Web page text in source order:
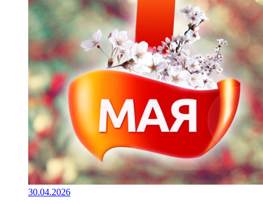
30.04.2026